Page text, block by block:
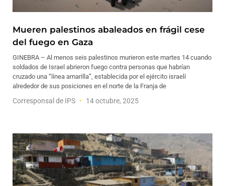
Mueren palestinos abaleados en frágil cese
del fuego en Gaza
GINEBRA – Al menos seis palestinos murieron este martes 14 cuando
soldados de Israel abrieron fuego contra personas que habrían
cruzado una “línea amarilla”, establecida por el ejército israelí
alrededor de sus posiciones en el norte de la Franja de
Corresponsal de IPS 14 octubre, 2025